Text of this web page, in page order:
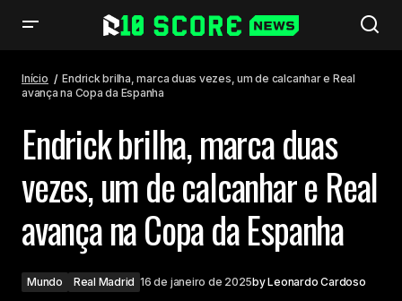
da Espanha
Início
Endrick brilha, marca duas vezes, um de calcanhar e Real
avança na Copa da Espanha
Endrick brilha, marca duas
vezes, um de calcanhar e Real
avança na Copa da Espanha
Mundo Real Madrid 16 de janeiro de 2025byLeonardo Cardoso